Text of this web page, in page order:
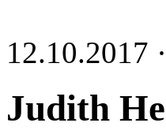
12.10.2017
Judith